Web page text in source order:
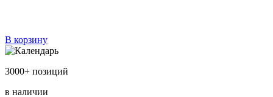
В корзину
3000+ позиций
в наличии